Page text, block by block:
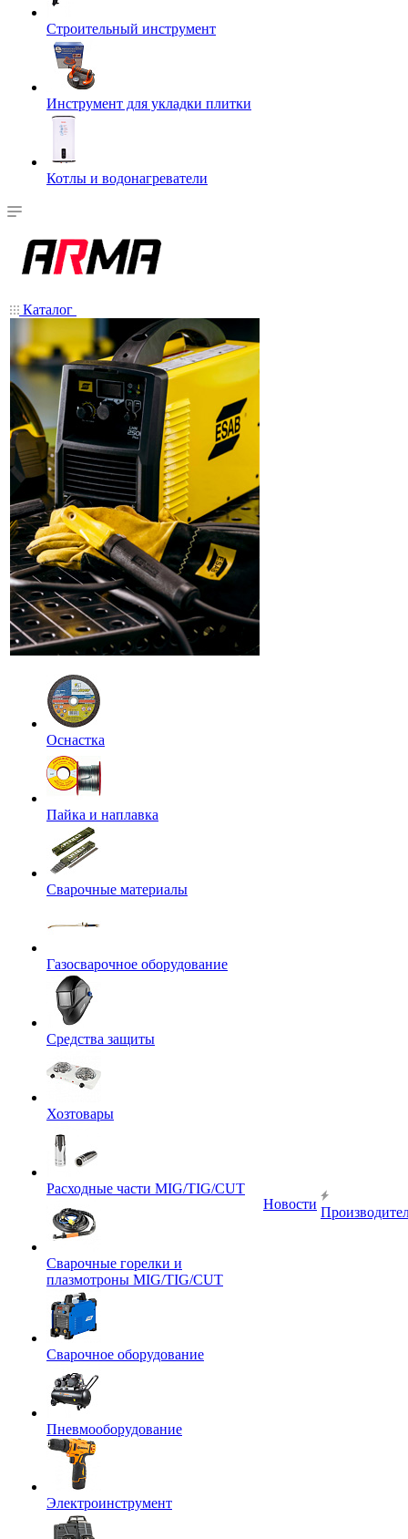
Строительный инструмент
Инструмент для укладки плитки
Котлы и водонагреватели
Каталог
Оснастка
Пайка и наплавка
Сварочные материалы
Газосварочное оборудование
Средства защиты
Хозтовары
Расходные части MIG/TIG/CUT
Сварочные горелки и
плазмотроны MIG/TIG/CUT
Сварочное оборудование
Пневмооборудование
Электроинструмент
Новости